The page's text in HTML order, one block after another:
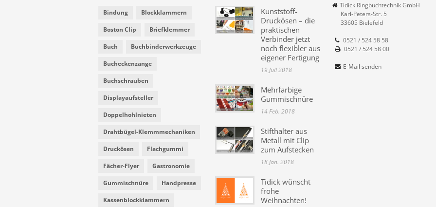
Bindung Blockklammern
Boston Clip Briefklemmer
Buch Buchbinderwerkzeuge
Bucheckenzange
Buchschrauben
Displayaufsteller
Doppelhohlnieten
Drahtbügel-Klemmmechaniken
Druckösen Flachgummi
Fächer-Flyer Gastronomie
Gummischnüre Handpresse
Kassenblockklammern
Kunststoff-
Druckösen – die
praktischen
Verbinder jetzt
noch flexibler aus
eigener Fertigung
19 Juli 2018
Mehrfarbige
Gummischnüre
14 Feb. 2018
Stifthalter aus
Metall mit Clip
zum Aufstecken
18 Jan. 2018
Tidick wünscht
frohe
Weihnachten!
Tidick Ringbuchtechnik GmbH
Karl-Peters-Str. 5
33605 Bielefeld
0521 / 524 58 58
0521 / 524 58 00
E-Mail senden